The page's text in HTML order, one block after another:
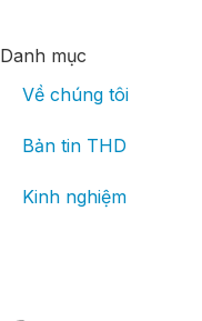
Danh mục
Về chúng tôi
Bản tin THD
Kinh nghiệm